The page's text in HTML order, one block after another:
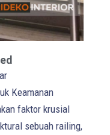
Keamanan
faktor krusial
sebuah railing,